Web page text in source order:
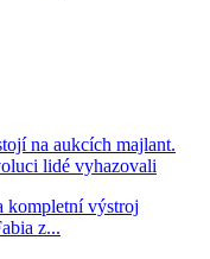
na aukcích majlant.
lidé vyhazovali
kompletní výstroj
z...